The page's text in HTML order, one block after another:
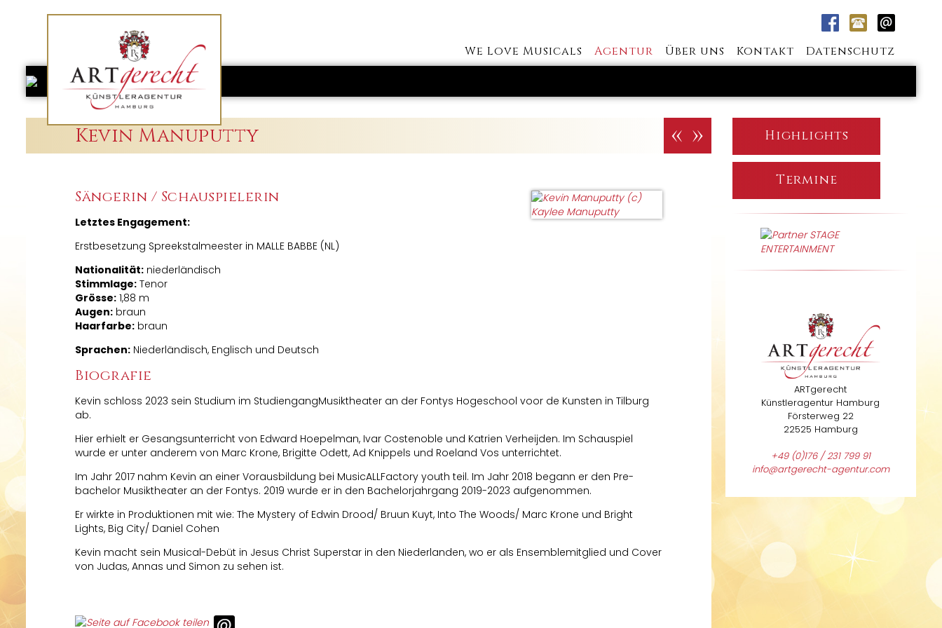
We Love Musicals Agentur Über uns Kontakt Datenschutz
Kevin Manuputty « »
Sängerin / Schauspielerin
Letztes Engagement:
Erstbesetzung Spreekstalmeester in MALLE BABBE (NL)
Nationalität: niederländisch
Stimmlage: Tenor
Grösse: 1,88 m
Augen: braun
Haarfarbe: braun
Sprachen: Niederländisch, Englisch und Deutsch
Biografie
Kevin schloss 2023 sein Studium im StudiengangMusiktheater an der Fontys Hogeschool voor de Kunsten in Tilburg
ab.
Hier erhielt er Gesangsunterricht von Edward Hoepelman, Ivar Costenoble und Katrien Verheijden. Im Schauspiel
wurde er unter anderem von Marc Krone, Brigitte Odett, Ad Knippels und Roeland Vos unterrichtet.
Im Jahr 2017 nahm Kevin an einer Vorausbildung bei MusicALLFactory youth teil. Im Jahr 2018 begann er den Pre-
bachelor Musiktheater an der Fontys. 2019 wurde er in den Bachelorjahrgang 2019-2023 aufgenommen.
Er wirkte in Produktionen mit wie: The Mystery of Edwin Drood/ Bruun Kuyt, Into The Woods/ Marc Krone und Bright
Lights, Big City/ Daniel Cohen
Kevin macht sein Musical-Debüt in Jesus Christ Superstar in den Niederlanden, wo er als Ensemblemitglied und Cover
von Judas, Annas und Simon zu sehen ist.
Highlights
Termine
ARTgerecht
Künstleragentur Hamburg
Försterweg 22
22525 Hamburg
+49 (0)176 / 231 799 91
info@artgerecht-agentur.com